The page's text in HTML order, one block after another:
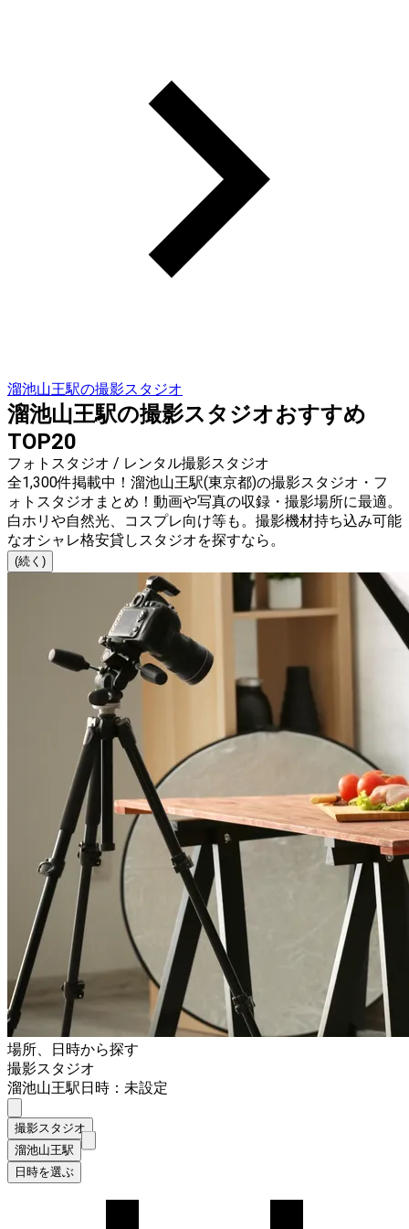
溜池山王駅の撮影スタジオ
溜池山王駅の撮影スタジオおすすめ
TOP20
フォトスタジオ / レンタル撮影スタジオ
全1,300件掲載中！溜池山王駅(東京都)の撮影スタジオ・フ
ォトスタジオまとめ！動画や写真の収録・撮影場所に最適。
白ホリや自然光、コスプレ向け等も。撮影機材持ち込み可能
なオシャレ格安貸しスタジオを探すなら。
(続く)
場所、日時から探す
撮影スタジオ
溜池山王駅日時：未設定
撮影スタジオ
溜池山王駅
日時を選ぶ